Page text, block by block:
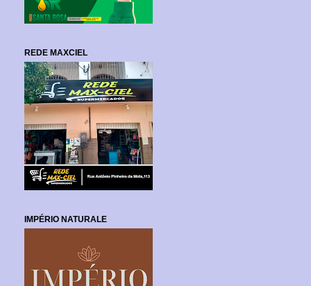
REDE MAXCIEL
IMPÉRIO NATURALE